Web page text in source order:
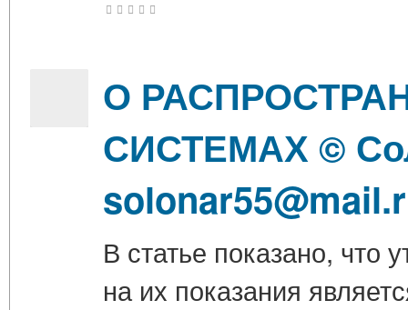
О
СИСТЕМАХ ©
В статье показано,
на их показания